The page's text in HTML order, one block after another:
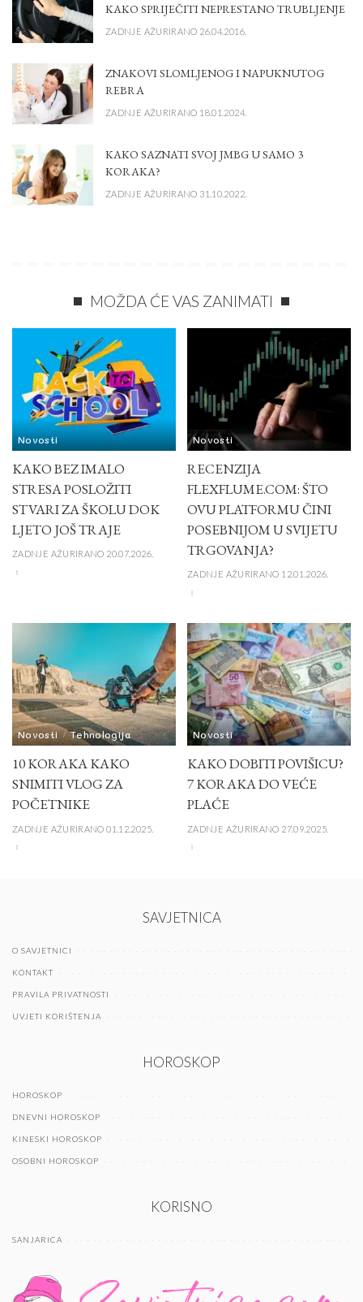
KAKO SPRIJEČITI NEPRESTANO TRUBLJENJE
ZADNJE AŽURIRANO 26.04.2016.
ZNAKOVI SLOMLJENOG I NAPUKNUTOG
REBRA
ZADNJE AŽURIRANO 18.01.2024.
KAKO SAZNATI SVOJ JMBG U SAMO 3
KORAKA?
ZADNJE AŽURIRANO 31.10.2022.
MOŽDA ĆE VAS ZANIMATI
Novosti
KAKO BEZ IMALO
STRESA POSLOŽITI
STVARI ZA ŠKOLU DOK
LJETO JOŠ TRAJE
ZADNJE AŽURIRANO 20.07.2026.
Novosti
RECENZIJA
FLEXFLUME.COM: ŠTO
OVU PLATFORMU ČINI
POSEBNIJOM U SVIJETU
TRGOVANJA?
ZADNJE AŽURIRANO 12.01.2026.
Novosti Tehnologija
10 KORAKA KAKO
SNIMITI VLOG ZA
POČETNIKE
ZADNJE AŽURIRANO 01.12.2025.
Novosti
KAKO DOBITI POVIŠICU?
7 KORAKA DO VEĆE
PLAĆE
ZADNJE AŽURIRANO 27.09.2025.
SAVJETNICA
O SAVJETNICI
KONTAKT
PRAVILA PRIVATNOSTI
UVJETI KORIŠTENJA
HOROSKOP
HOROSKOP
DNEVNI HOROSKOP
KINESKI HOROSKOP
OSOBNI HOROSKOP
KORISNO
SANJARICA